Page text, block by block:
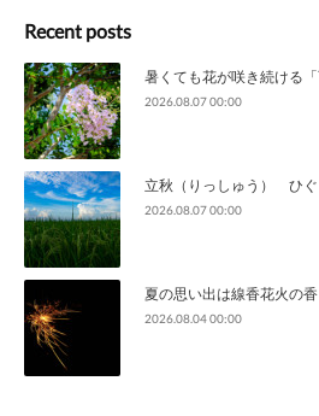
Recent posts
暑くても花が咲き続ける「
2026.08.07 00:00
立秋（りっしゅう） ひぐ
2026.08.07 00:00
夏の思い出は線香花火の香
2026.08.04 00:00